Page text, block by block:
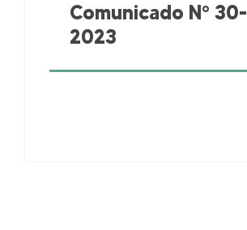
Comunicado N° 30-
2023